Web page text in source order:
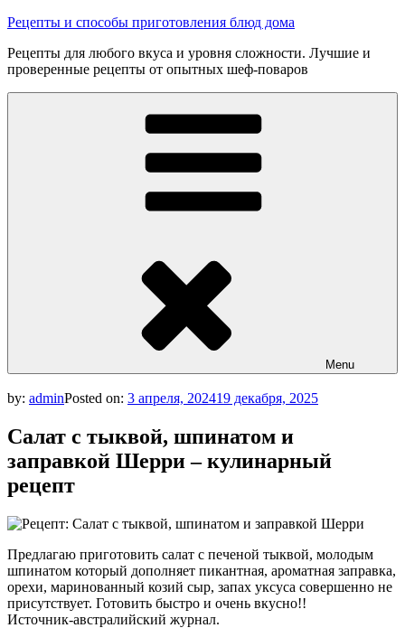
Skip
content
Рецепты и способы приготовления блюд дома
Рецепты для любого вкуса и уровня сложности. Лучшие и
проверенные рецепты от опытных шеф-поваров
Menu
by: adminPosted on: 3 апреля, 202419 декабря, 2025
Салат с тыквой, шпинатом и
заправкой Шерри – кулинарный
рецепт
Предлагаю приготовить салат с печеной тыквой, молодым
шпинатом который дополняет пикантная, ароматная заправка,
орехи, маринованный козий сыр, запах уксуса совершенно не
присутствует. Готовить быстро и очень вкусно!!
Источник-австралийский журнал.